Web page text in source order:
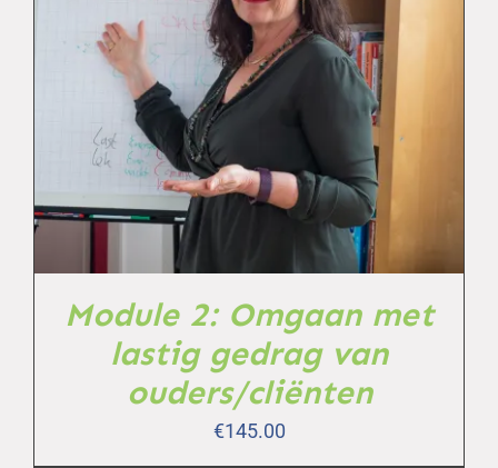
TOEVOEGEN AAN WINKELWAGEN / DETAILS
Module 2: Omgaan met
lastig gedrag van
ouders/cliënten
€145.00